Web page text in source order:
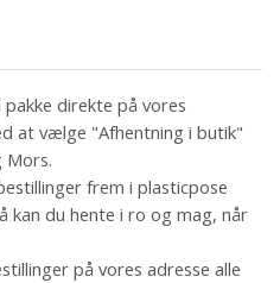
direkte på vores
at vælge "Afhentning i butik"
Mors.
frem i plasticpose
kan du hente i ro og mag, når
på vores adresse alle